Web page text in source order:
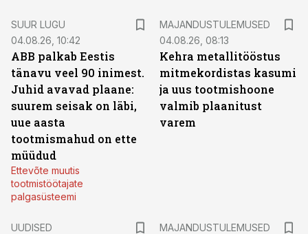
SUUR LUGU
04.08.26, 10:42
ABB palkab Eestis
tänavu veel 90 inimest.
Juhid avavad plaane:
suurem seisak on läbi,
uue aasta
tootmismahud on ette
müüdud
Ettevõte muutis
tootmistöötajate
palgasüsteemi
MAJANDUSTULEMUSED
04.08.26, 08:13
Kehra metallitööstus
mitmekordistas kasumi
ja uus tootmishoone
valmib plaanitust
varem
UUDISED
MAJANDUSTULEMUSED